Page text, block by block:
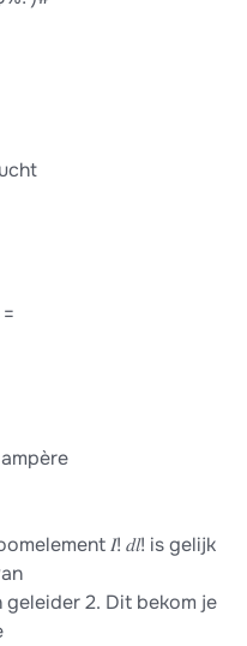
𝐼! 𝑑𝑙! is gelijk
geleider 2. Dit bekom je